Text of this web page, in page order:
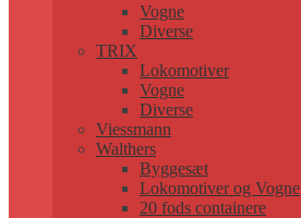
Vogne
Diverse
TRIX
Lokomotiver
Vogne
Diverse
Viessmann
Walthers
Byggesæt
Lokomotiver og Vogne
20 fods containere